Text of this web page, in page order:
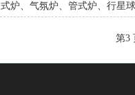
式炉、气氛炉、管式炉、行星
第3